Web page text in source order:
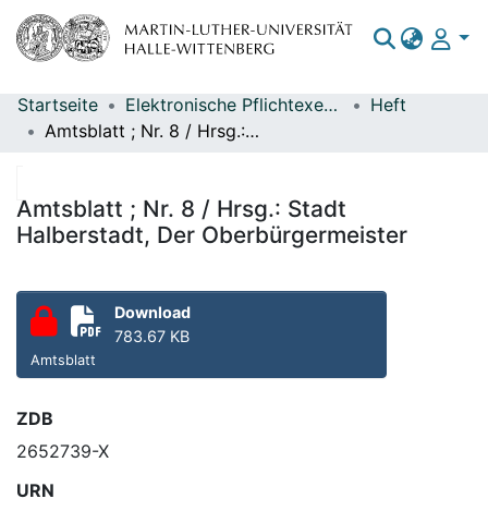
Bereiche & Sammlungen
Statistiken
Startseite Elektronische Pflichtexemplare
Heft
Amtsblatt ; Nr. 8 / Hrsg.: Stadt Halberstadt, Der Oberbürgermeister
Amtsblatt ; Nr. 8 / Hrsg.: Stadt
Halberstadt, Der Oberbürgermeister
Download
783.67 KB
Amtsblatt
ZDB
2652739-X
URN